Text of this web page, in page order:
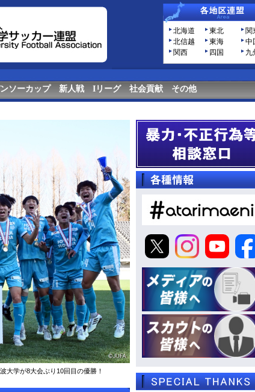
北海道 東北
関
北信越
東海
中
関西
四国 九
ソーカップ 新人戦 Iリーグ 社会貢献 その他
大学が8大会ぶり10回目の優勝！